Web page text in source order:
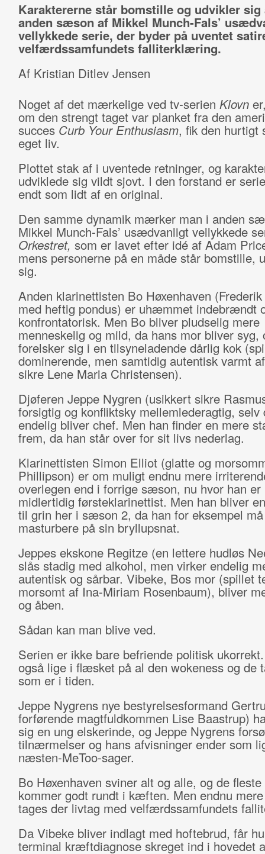
Karaktererne står bomstille og udvikler
anden sæson af Mikkel Munch-Fals’
vellykkede serie, der byder på uventet
velfærdssamfundets falliterklæring.
Af Kristian Ditlev Jensen
Noget af det mærkelige ved tv-serien Klovn
om den strengt taget var planket fra den
succes Curb Your Enthusiasm, fik den hurtigt
eget liv.
Plottet stak af i uventede retninger, og
udviklede sig vildt sjovt. I den forstand er
endt som lidt af en original.
Den samme dynamik mærker man i anden
Mikkel Munch-Fals’ usædvanligt vellykkede
Orkestret, som er lavet efter idé af Adam
mens personerne på en måde står bomstille,
sig.
Anden klarinettisten Bo Høxenhaven
med heftig pondus) er uhæmmet indebrændt
konfrontatorisk. Men Bo bliver pludselig mere
menneskelig og mild, da hans mor bliver syg,
forelsker sig i en tilsyneladende dårlig kok
dominerende, men samtidig autentisk varmt
sikre Lene Maria Christensen).
Djøferen Jeppe Nygren (usikkert sikre
forsigtig og konfliktsky mellemlederagtig, selv
endelig bliver chef. Men han finder en mere
frem, da han står over for sit livs nederlag.
Klarinettisten Simon Elliot (glatte og
Phillipson) er om muligt endnu mere
overlegen end i forrige sæson, nu hvor han er
midlertidig førsteklarinettist. Men han bliver
til grin her i sæson 2, da han for eksempel må
masturbere på sin bryllupsnat.
Jeppes ekskone Regitze (en lettere hudløs
slås stadig med alkohol, men virker endelig
autentisk og sårbar. Vibeke, Bos mor (spillet
morsomt af Ina-Miriam Rosenbaum), bliver
og åben.
Sådan kan man blive ved.
Serien er ikke bare befriende politisk
også lige i flæsket på al den wokeness og de
som er i tiden.
Jeppe Nygrens nye bestyrelsesformand
forførende magtfuldkommen Lise Baastrup)
sig en ung elskerinde, og Jeppe Nygrens
tilnærmelser og hans afvisninger ender som
næsten-MeToo-sager.
Bo Høxenhaven sviner alt og alle, og de
kommer godt rundt i kæften. Men endnu
tages der livtag med velfærdssamfundets
Da Vibeke bliver indlagt med hoftebrud, får
terminal kræftdiagnose skreget ind i hovedet